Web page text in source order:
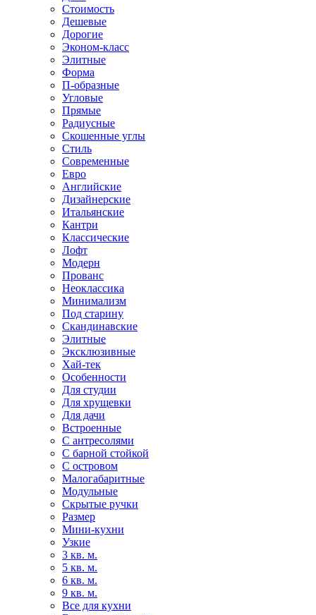
Стоимость
Дешевые
Дорогие
Эконом-класс
Элитные
Форма
П-образные
Угловые
Прямые
Радиусные
Скошенные углы
Стиль
Современные
Евро
Английские
Дизайнерские
Итальянские
Кантри
Классические
Лофт
Модерн
Прованс
Неоклассика
Минимализм
Под старину
Скандинавские
Элитные
Эксклюзивные
Хай-тек
Особенности
Для студии
Для хрущевки
Для дачи
Встроенные
С антресолями
С барной стойкой
С островом
Малогабаритные
Модульные
Скрытые ручки
Размер
Мини-кухни
Узкие
3 кв. м.
5 кв. м.
6 кв. м.
9 кв. м.
Все для кухни